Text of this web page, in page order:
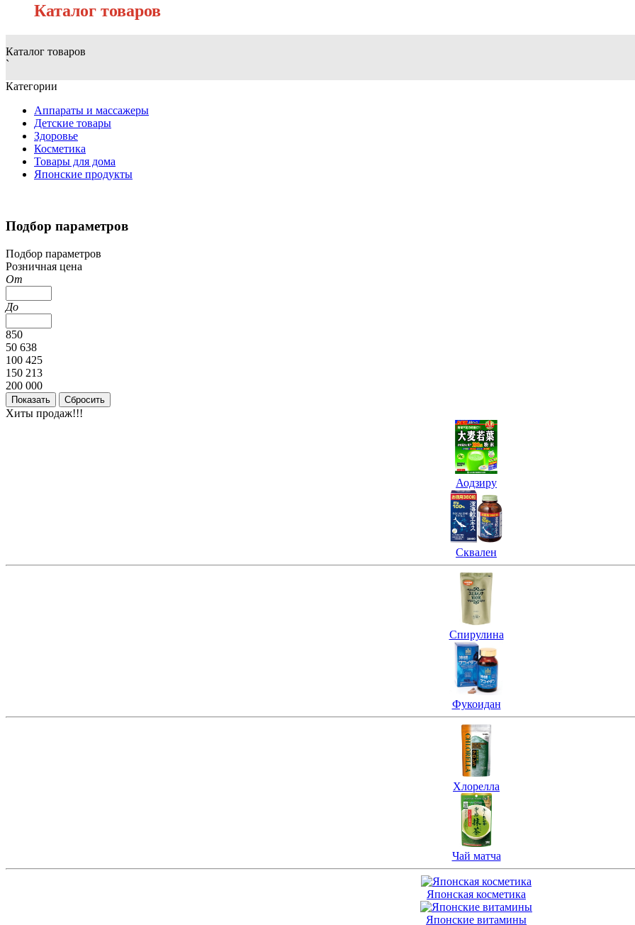
Каталог товаров
Каталог товаров
`
Категории
Аппараты и массажеры
Детские товары
Здоровье
Косметика
Товары для дома
Японские продукты
Подбор параметров
Подбор параметров
Розничная цена
От
До
850
50 638
100 425
150 213
200 000
Хиты продаж!!!
Аодзиру
Сквален
Спирулина
Фукоидан
Хлорелла
Чай матча
Японская косметика
Японские витамины